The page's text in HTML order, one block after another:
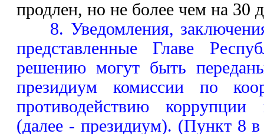
продлен, но не более чем на 30
8. Уведомления,
представленные Главе
решению могут быть
президиум комиссии по
противодействию
(далее - президиум). (Пункт 8